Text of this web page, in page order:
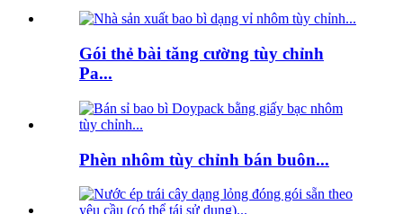
Gói thẻ bài tăng cường tùy chỉnh
Pa...
Phèn nhôm tùy chỉnh bán buôn...